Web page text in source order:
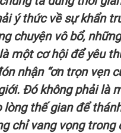
ý thức về sự khẩn
chuyện vô bổ,
một cơ hội để yêu
nhận “ơn trọn vẹn
Đó không phải là
lòng thế gian để
chỉ vang vọng